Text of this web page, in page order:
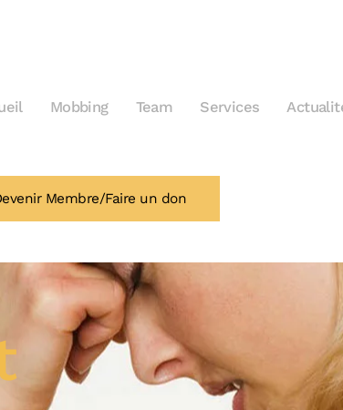
Mobbing Team Services
Membre/Faire un don